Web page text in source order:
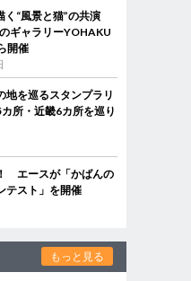
く“風景と猫”の共演
ギャラリーYOHAKU
開催
地を巡るスタンプラリ
所・近畿6カ所を巡り
エースが「かばんの
テスト」を開催
もっと見る